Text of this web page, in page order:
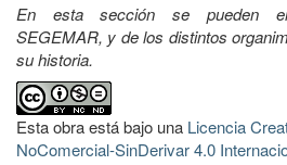
En esta sección se pueden
SEGEMAR, y de los distintos
su historia.
Esta obra está bajo una Licencia
NoComercial-SinDerivar 4.0